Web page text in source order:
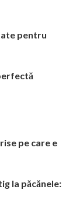
pentru
pe care e
la păcănele: